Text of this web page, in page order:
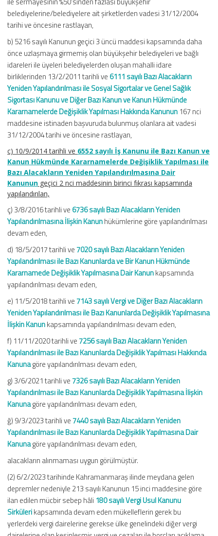
belediyelerine/belediyelere ait şirketlerden vadesi 31/12/2004
tarihi ve öncesine rastlayan,
b) 5216 sayılı Kanunun geçici 3 üncü maddesi kapsamında daha
önce uzlaşmaya girmemiş olan büyükşehir belediyeleri ve bağlı
idareleri ile üyeleri belediyelerden oluşan mahalli idare
birliklerinden 13/2/2011 tarihli ve 6111 sayılı Bazı Alacakların
Yeniden Yapılandırılması ile Sosyal Sigortalar ve Genel Sağlık
Sigortası Kanunu ve Diğer Bazı Kanun ve Kanun Hükmünde
Kararnamelerde Değişiklik Yapılması Hakkında Kanunun 167 nci
maddesine istinaden başvuruda bulunmuş olanlara ait vadesi
31/12/2004 tarihi ve öncesine rastlayan,
c) 10/9/2014 tarihli ve 6552 sayılı İş Kanunu ile Bazı Kanun ve
Kanun Hükmünde Kararnamelerde Değişiklik Yapılması ile
Bazı Alacakların Yeniden Yapılandırılmasına Dair
Kanunun geçici 2 nci maddesinin birinci fıkrası kapsamında
yapılandırılan,
ç) 3/8/2016 tarihli ve 6736 sayılı Bazı Alacakların Yeniden
Yapılandırılmasına İlişkin Kanunhükümlerine göre yapılandırılması
devam eden,
d) 18/5/2017 tarihli ve7020 sayılı Bazı Alacakların Yeniden
Yapılandırılması ile Bazı Kanunlarda ve Bir Kanun Hükmünde
Kararnamede Değişiklik Yapılmasına Dair Kanunkapsamında
yapılandırılması devam eden,
e) 11/5/2018 tarihli ve7143 sayılı Vergi ve Diğer Bazı Alacakların
Yeniden Yapılandırılması ile Bazı Kanunlarda Değişiklik Yapılmasına
İlişkin Kanunkapsamında yapılandırılması devam eden,
f) 11/11/2020 tarihli ve7256 sayılı Bazı Alacakların Yeniden
Yapılandırılması ile Bazı Kanunlarda Değişiklik Yapılması Hakkında
Kanunagöre yapılandırılması devam eden,
g) 3/6/2021 tarihli ve7326 sayılı Bazı Alacakların Yeniden
Yapılandırılması ile Bazı Kanunlarda Değişiklik Yapılmasına İlişkin
Kanunagöre yapılandırılması devam eden,
ğ) 9/3/2023 tarihli ve7440 sayılı Bazı Alacakların Yeniden
Yapılandırılması ile Bazı Kanunlarda Değişiklik Yapılmasına Dair
Kanunagöre yapılandırılması devam eden,
alacakların alınmaması uygun görülmüştür.
(2) 6/2/2023 tarihinde Kahramanmaraş ilinde meydana gelen
depremler nedeniyle 213 sayılı Kanunun 15 inci maddesine göre
ilan edilen mücbir sebep hâli 180 sayılı Vergi Usul Kanunu
Sirkülerikapsamında devam eden mükelleflerin gerek bu
yerlerdeki vergi dairelerine gerekse ülke genelindeki diğer vergi